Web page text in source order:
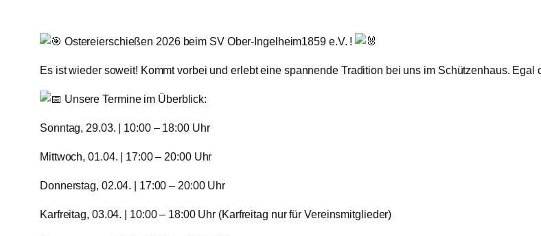
Ostereierschießen 2026 beim SV Ober-Ingelheim1859 e.V. !
​Es ist wieder soweit! Kommt vorbei und erlebt eine spannende Tradition bei uns im Schützenhaus.
Unsere Termine im Überblick:
​Sonntag, 29.03. | 10:00 – 18:00 Uhr
​Mittwoch, 01.04. | 17:00 – 20:00 Uhr
​Donnerstag, 02.04. | 17:00 – 20:00 Uhr
​Karfreitag, 03.04. | 10:00 – 18:00 Uhr (Karfreitag nur für Vereinsmitglieder)